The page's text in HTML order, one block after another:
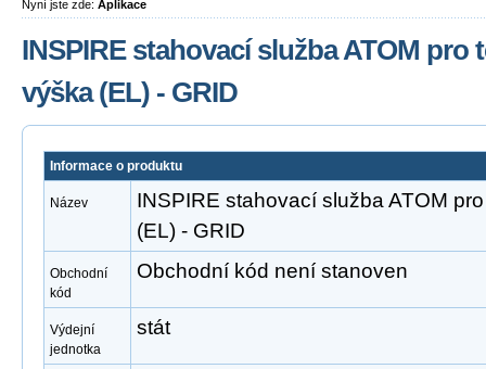
Nyní jste zde: Aplikace
INSPIRE stahovací služba ATOM pro
výška (EL) - GRID
Informace o produktu
Název
INSPIRE stahovací služba ATOM
(EL) - GRID
Obchodní
kód
Obchodní kód není stanoven
Výdejní
jednotka
stát